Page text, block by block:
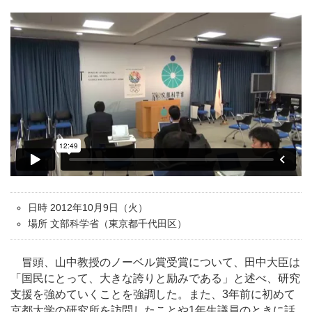
日時 2012年10月9日（火）
場所 文部科学省（東京都千代田区）
冒頭、山中教授のノーベル賞受賞について、田中大臣は
「国民にとって、大きな誇りと励みである」と述べ、研究
支援を強めていくことを強調した。また、3年前に初めて